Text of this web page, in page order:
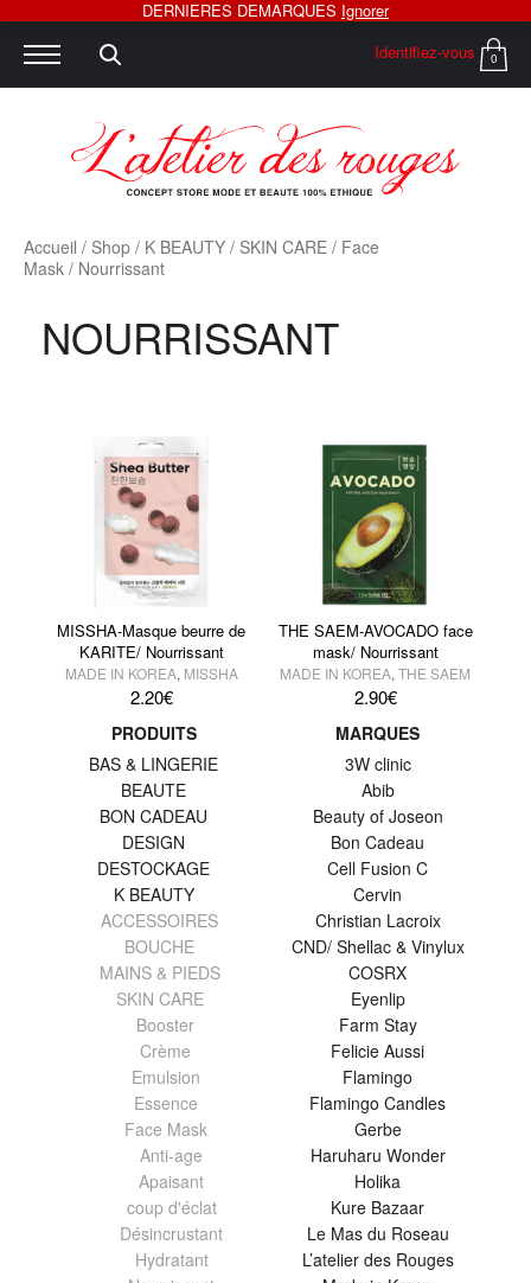
Identifiez-vous 0
Accueil / Shop / K BEAUTY / SKIN CARE / Face
Mask / Nourrissant
NOURRISSANT
MISSHA-Masque beurre de
KARITE/ Nourrissant
MADE IN KOREA, MISSHA
2.20€
THE SAEM-AVOCADO face
mask/ Nourrissant
MADE IN KOREA,THE SAEM
2.90€
PRODUITS
BAS & LINGERIE
BEAUTE
BON CADEAU
DESIGN
DESTOCKAGE
K BEAUTY
ACCESSOIRES
BOUCHE
MAINS & PIEDS
SKIN CARE
Booster
Crème
Emulsion
Essence
Face Mask
Anti-age
Apaisant
coup d'éclat
Désincrustant
Hydratant
MARQUES
3W clinic
Abib
Beauty of Joseon
Bon Cadeau
Cell Fusion C
Cervin
Christian Lacroix
CND/ Shellac & Vinylux
COSRX
Eyenlip
Farm Stay
Felicie Aussi
Flamingo
Flamingo Candles
Gerbe
Haruharu Wonder
Holika
Kure Bazaar
Le Mas du Roseau
L’atelier des Rouges
DERNIERES DEMARQUES Ignorer